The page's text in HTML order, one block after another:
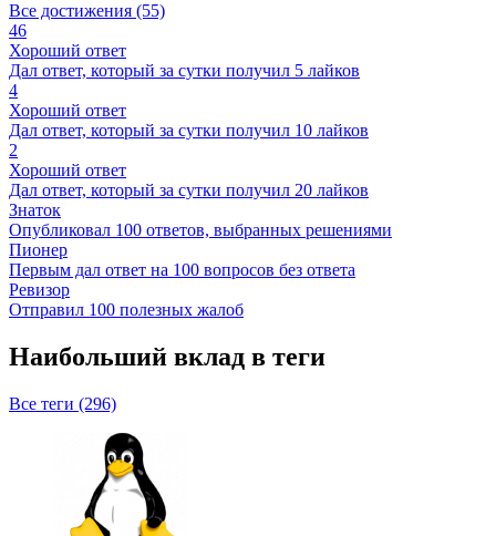
Все достижения (55)
46
Хороший ответ
Дал ответ, который за сутки получил 5 лайков
4
Хороший ответ
Дал ответ, который за сутки получил 10 лайков
2
Хороший ответ
Дал ответ, который за сутки получил 20 лайков
Знаток
Опубликовал 100 ответов, выбранных решениями
Пионер
Первым дал ответ на 100 вопросов без ответа
Ревизор
Отправил 100 полезных жалоб
Наибольший вклад в теги
Все теги (296)